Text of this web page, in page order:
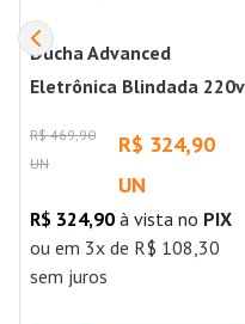
Ducha Advanced
Eletrônica Blindada 220v
R$ 469,90
UN
R$ 324,90
UN
R$ 324,90 à vista no PIX
ou em 3x de R$ 108,30
sem juros